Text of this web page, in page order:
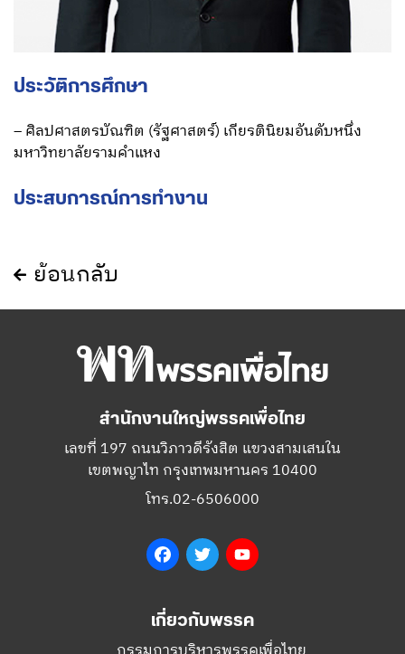
ประวัติการศึกษา
– ศิลปศาสตรบัณฑิต (รัฐศาสตร์) เกียรตินิยมอันดับหนึ่ง
มหาวิทยาลัยรามคำแหง
ประสบการณ์การทำงาน
ย้อนกลับ
สำนักงานใหญ่พรรคเพื่อไทย
เลขที่ 197 ถนนวิภาวดีรังสิต แขวงสามเสนใน
เขตพญาไท กรุงเทพมหานคร 10400
โทร.02-6506000
FacebookTwitter
เกี่ยวกับพรรค